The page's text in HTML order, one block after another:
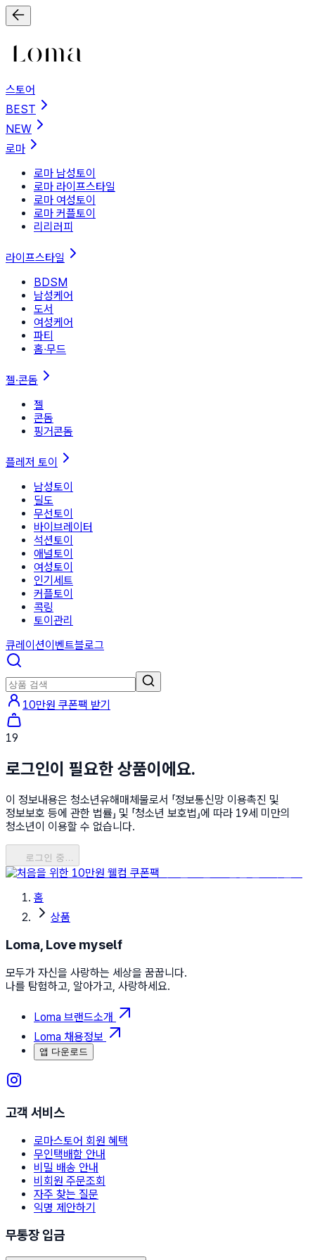
스토어
BEST
NEW
로마
로마 남성토이
로마 라이프스타일
로마 여성토이
로마 커플토이
리리러피
라이프스타일
BDSM
남성케어
도서
여성케어
파티
홈∙무드
젤·콘돔
젤
콘돔
핑거콘돔
플레저 토이
남성토이
딜도
무선토이
바이브레이터
석션토이
애널토이
여성토이
인기세트
커플토이
콕링
토이관리
큐레이션이벤트블로그
10만원 쿠폰팩 받기
19
로그인이 필요한 상품이에요.
이 정보내용은 청소년유해매체물로서 「정보통신망 이용촉진 및
정보보호 등에 관한 법률」 및 「청소년 보호법」에 따라 19세 미만의
청소년이 이용할 수 없습니다.
로그인 중…
홈
상품
Loma, Love myself
모두가 자신을 사랑하는 세상을 꿈꿉니다.
나를 탐험하고, 알아가고, 사랑하세요.
Loma 브랜드소개
Loma 채용정보
앱 다운로드
고객 서비스
로마스토어 회원 혜택
무인택배함 안내
비밀 배송 안내
비회원 주문조회
자주 찾는 질문
익명 제안하기
무통장 입금